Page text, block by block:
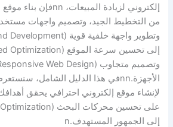
إلكتروني لزيادة المبيعات، nnفإن بناء
الأجهزة.nnفي هذا الدليل الشامل،
لإنشاء موقع إلكتروني احترافي يحقق أهدافك
إلى الجمهور المستهدف.n